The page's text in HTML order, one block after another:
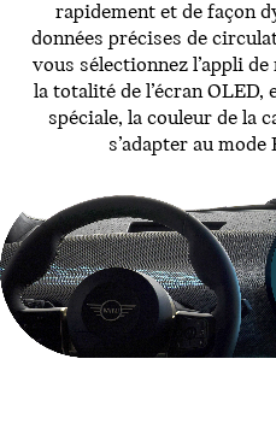
rapidement et de façon
données précises de
vous sélectionnez l’appli
la totalité de l’écran OLED,
spéciale, la couleur de la
s’adapter au